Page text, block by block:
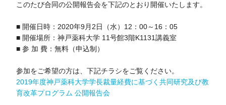
このたび合同の公開報告会を下記のとおり開催いたします。
■ 開催日時：2020年9月2日（水）12：00～16：05
■ 開催場所：神戸薬科大学 11号館3階K1131講義室
■ 参 加 費：無料（申込制）
参加をご希望の方は、下記チラシをご覧ください。
2019年度神戸薬科大学学長裁量経費に基づく共同研究及び教
育改革プログラム 公開報告会